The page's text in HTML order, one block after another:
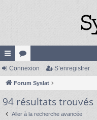
cc
ès
ra
pi
or
u
m
s
Connexion S’enregistrer
Forum Syslat
94 résultats trouvés
Aller à la recherche avancée